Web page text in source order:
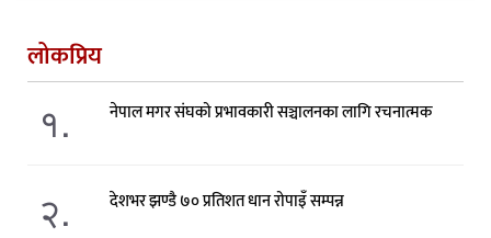
लोकप्रिय
१. नेपाल मगर संघको प्रभावकारी सञ्चालनका लागि रचनात्मक
२. देशभर झण्डै ७० प्रतिशत धान रोपाइँ सम्पन्न